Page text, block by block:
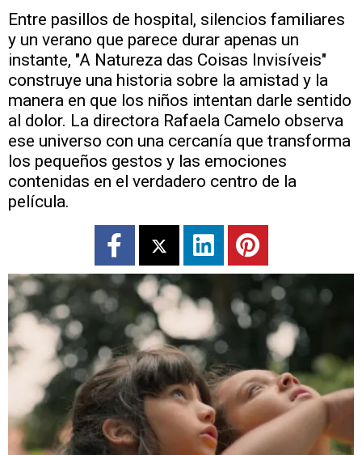
Entre pasillos de hospital, silencios familiares
y un verano que parece durar apenas un
instante, "A Natureza das Coisas Invisíveis"
construye una historia sobre la amistad y la
manera en que los niños intentan darle sentido
al dolor. La directora Rafaela Camelo observa
ese universo con una cercanía que transforma
los pequeños gestos y las emociones
contenidas en el verdadero centro de la
película.